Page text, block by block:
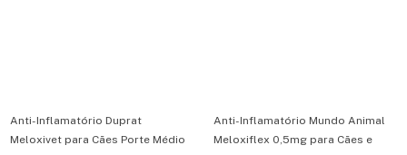
Anti-Inflamatório Duprat
Meloxivet para Cães Porte Médio
Anti-Inflamatório Mundo Animal
Meloxiflex 0,5mg para Cães e